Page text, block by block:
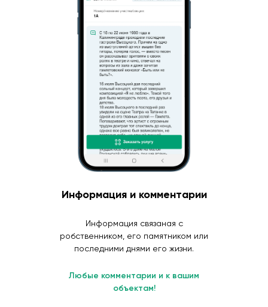
Информация и комментарии
Информация связаная с
робственником, его памятником или
последними днями его жизни.
Любые комментарии и к вашим
объектам!